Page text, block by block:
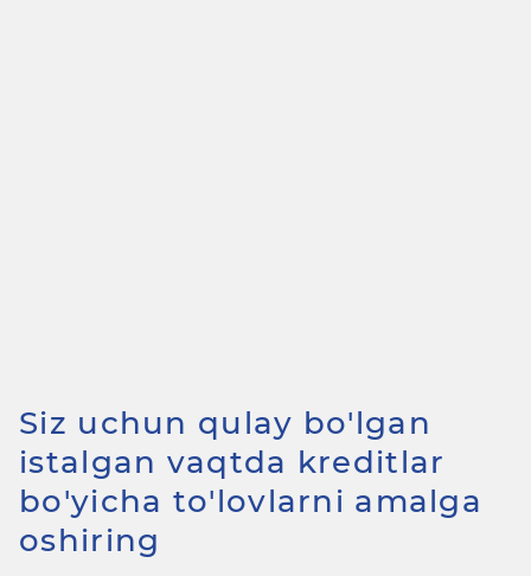
Siz uchun qulay bo'lgan
istalgan vaqtda kreditlar
bo'yicha to'lovlarni amalga
oshiring